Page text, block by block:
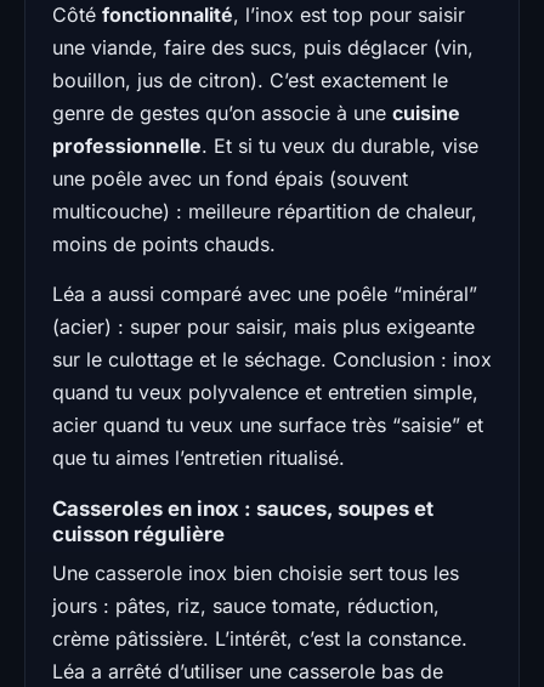
Côté fonctionnalité, l’inox est top pour saisir
une viande, faire des sucs, puis déglacer (vin,
bouillon, jus de citron). C’est exactement le
genre de gestes qu’on associe à une cuisine
professionnelle. Et si tu veux du durable, vise
une poêle avec un fond épais (souvent
multicouche) : meilleure répartition de chaleur,
moins de points chauds.
Léa a aussi comparé avec une poêle “minéral”
(acier) : super pour saisir, mais plus exigeante
sur le culottage et le séchage. Conclusion : inox
quand tu veux polyvalence et entretien simple,
acier quand tu veux une surface très “saisie” et
que tu aimes l’entretien ritualisé.
Casseroles en inox : sauces, soupes et
cuisson régulière
Une casserole inox bien choisie sert tous les
jours : pâtes, riz, sauce tomate, réduction,
crème pâtissière. L’intérêt, c’est la constance.
Léa a arrêté d’utiliser une casserole bas de